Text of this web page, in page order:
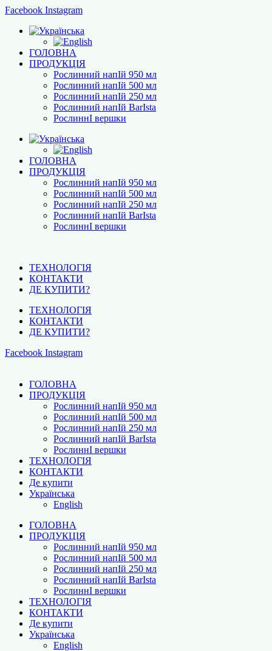
Facebook Instagram
ГОЛОВНА
ПРОДУКЦІЯ
Рослинний напІй 950 мл
Рослинний напІй 500 мл
Рослинний напІй 250 мл
Рослинний напІй BarІsta
РослиннІ вершки
ГОЛОВНА
ПРОДУКЦІЯ
Рослинний напІй 950 мл
Рослинний напІй 500 мл
Рослинний напІй 250 мл
Рослинний напІй BarІsta
РослиннІ вершки
ТЕХНОЛОГІЯ
КОНТАКТИ
ДЕ КУПИТИ?
ТЕХНОЛОГІЯ
КОНТАКТИ
ДЕ КУПИТИ?
Facebook Instagram
ГОЛОВНА
ПРОДУКЦІЯ
Рослинний напІй 950 мл
Рослинний напІй 500 мл
Рослинний напІй 250 мл
Рослинний напІй BarІsta
РослиннІ вершки
ТЕХНОЛОГІЯ
КОНТАКТИ
Де купити
Українська
English
ГОЛОВНА
ПРОДУКЦІЯ
Рослинний напІй 950 мл
Рослинний напІй 500 мл
Рослинний напІй 250 мл
Рослинний напІй BarІsta
РослиннІ вершки
ТЕХНОЛОГІЯ
КОНТАКТИ
Де купити
Українська
English